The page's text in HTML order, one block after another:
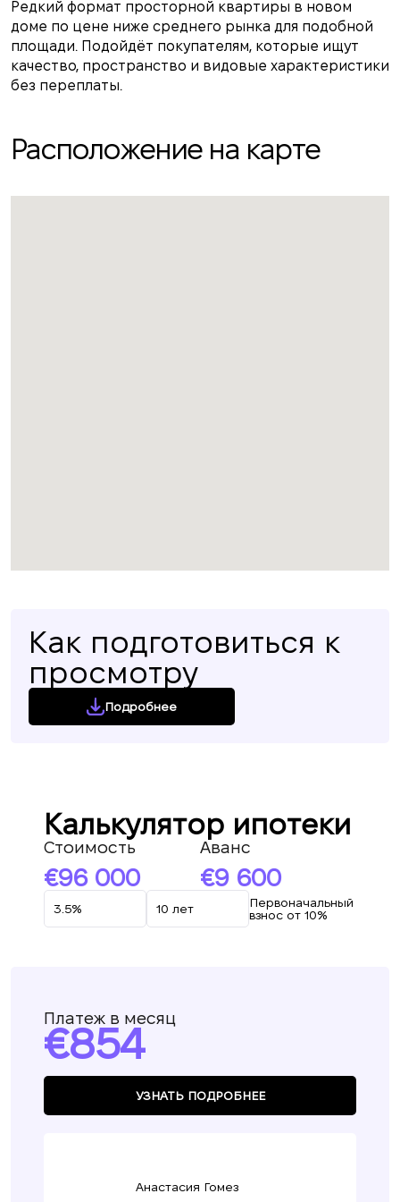
Редкий формат просторной квартиры в новом
доме по цене ниже среднего рынка для подобной
площади. Подойдёт покупателям, которые ищут
качество, пространство и видовые характеристики
без переплаты.
Расположение на карте
Как подготовиться к
просмотру
Подробнее
Калькулятор ипотеки
Стоимость
96 000
Аванс
9 600
Первоначальный
взнос от 10%
Платеж в месяц
854
УЗНАТЬ ПОДРОБНЕЕ
Анастасия Гомез